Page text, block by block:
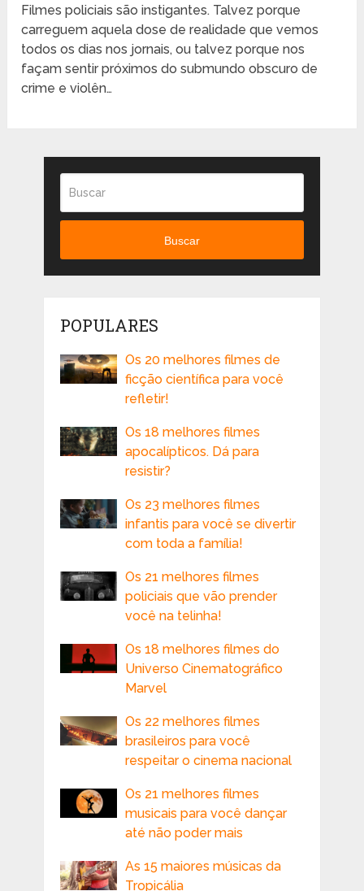
Filmes policiais são instigantes. Talvez porque
carreguem aquela dose de realidade que vemos
todos os dias nos jornais, ou talvez porque nos
façam sentir próximos do submundo obscuro de
crime e violên…
Buscar
POPULARES
Os 20 melhores filmes de
ficção científica para você
refletir!
Os 18 melhores filmes
apocalípticos. Dá para
resistir?
Os 23 melhores filmes
infantis para você se divertir
com toda a família!
Os 21 melhores filmes
policiais que vão prender
você na telinha!
Os 18 melhores filmes do
Universo Cinematográfico
Marvel
Os 22 melhores filmes
brasileiros para você
respeitar o cinema nacional
Os 21 melhores filmes
musicais para você dançar
até não poder mais
As 15 maiores músicas da
Tropicália